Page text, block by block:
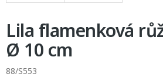
Lila flamenková
Ø 10 cm
88/S553